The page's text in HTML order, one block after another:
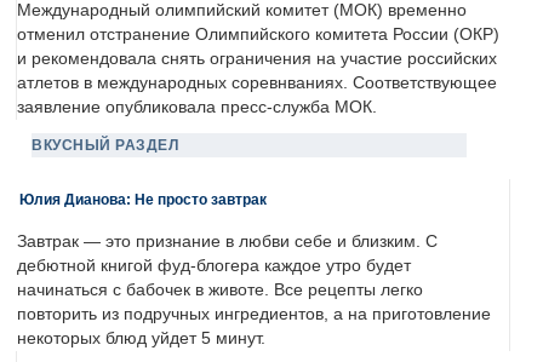
Международный олимпийский комитет (МОК) временно
отменил отстранение Олимпийского комитета России (ОКР)
и рекомендовала снять ограничения на участие российских
атлетов в международных соревнваниях. Соответствующее
заявление опубликовала пресс-служба МОК.
ВКУСНЫЙ РАЗДЕЛ
Юлия Дианова: Не просто завтрак
Завтрак — это признание в любви себе и близким. С
дебютной книгой фуд-блогера каждое утро будет
начинаться с бабочек в животе. Все рецепты легко
повторить из подручных ингредиентов, а на приготовление
некоторых блюд уйдет 5 минут.